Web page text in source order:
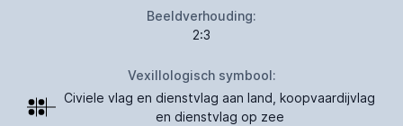
Beeldverhouding:
2:3
Vexillologisch symbool:
Civiele vlag en dienstvlag aan land, koopvaardijvlag
en dienstvlag op zee